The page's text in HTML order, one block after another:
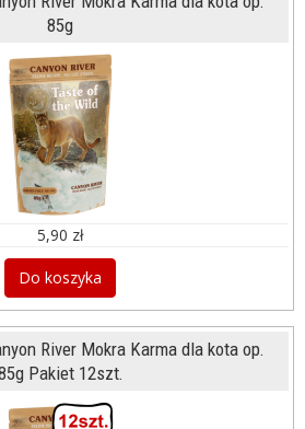
85g
5,90 zł
Do koszyka
River Mokra Karma dla kota op.
Pakiet 12szt.